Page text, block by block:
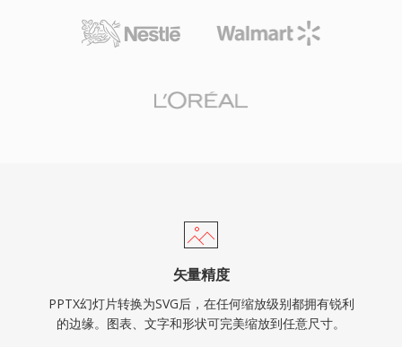
矢量精度
PPTX幻灯片转换为SVG后，在任何缩放级别都拥有锐利
的边缘。图表、文字和形状可完美缩放到任意尺寸。